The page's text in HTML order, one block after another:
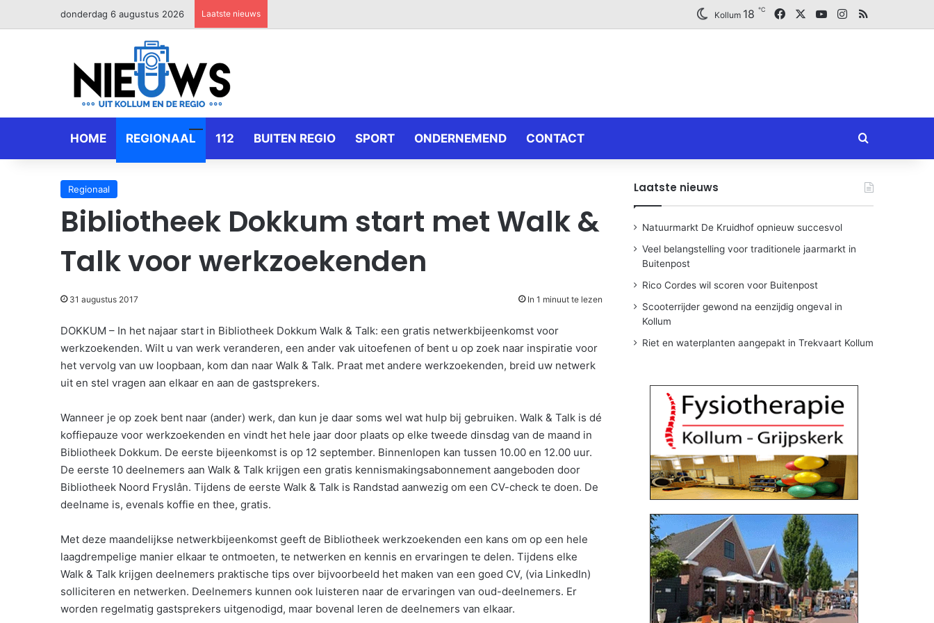
donderdag 6 augustus 2026 Laatste nieuws Kollum 18 ℃ FacebookYouTubeInstagram
RSS
HOME REGIONAAL 112 BUITEN REGIO SPORT ONDERNEMEND CONTACT Zoeken naar
Regionaal
Bibliotheek Dokkum start met Walk &
Talk voor werkzoekenden
31 augustus 2017 In 1 minuut te lezen
DOKKUM – In het najaar start in Bibliotheek Dokkum Walk & Talk: een gratis netwerkbijeenkomst voor
werkzoekenden. Wilt u van werk veranderen, een ander vak uitoefenen of bent u op zoek naar inspiratie voor
het vervolg van uw loopbaan, kom dan naar Walk & Talk. Praat met andere werkzoekenden, breid uw netwerk
uit en stel vragen aan elkaar en aan de gastsprekers.
Wanneer je op zoek bent naar (ander) werk, dan kun je daar soms wel wat hulp bij gebruiken. Walk & Talk is dé
koffiepauze voor werkzoekenden en vindt het hele jaar door plaats op elke tweede dinsdag van de maand in
Bibliotheek Dokkum. De eerste bijeenkomst is op 12 september. Binnenlopen kan tussen 10.00 en 12.00 uur.
De eerste 10 deelnemers aan Walk & Talk krijgen een gratis kennismakingsabonnement aangeboden door
Bibliotheek Noord Fryslân. Tijdens de eerste Walk & Talk is Randstad aanwezig om een CV-check te doen. De
deelname is, evenals koffie en thee, gratis.
Met deze maandelijkse netwerkbijeenkomst geeft de Bibliotheek werkzoekenden een kans om op een hele
laagdrempelige manier elkaar te ontmoeten, te netwerken en kennis en ervaringen te delen. Tijdens elke
Walk & Talk krijgen deelnemers praktische tips over bijvoorbeeld het maken van een goed CV, (via LinkedIn)
solliciteren en netwerken. Deelnemers kunnen ook luisteren naar de ervaringen van oud-deelnemers. Er
worden regelmatig gastsprekers uitgenodigd, maar bovenal leren de deelnemers van elkaar.
Laatste nieuws
Natuurmarkt De Kruidhof opnieuw succesvol
Veel belangstelling voor traditionele jaarmarkt in
Buitenpost
Rico Cordes wil scoren voor Buitenpost
Scooterrijder gewond na eenzijdig ongeval in
Kollum
Riet en waterplanten aangepakt in Trekvaart Kollum